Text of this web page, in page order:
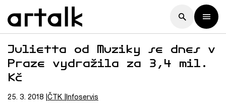
Julietta od Muziky se dnes v
Praze vydražila za 3,4 mil.
Kč
25. 3. 2018 ČTK Infoservis